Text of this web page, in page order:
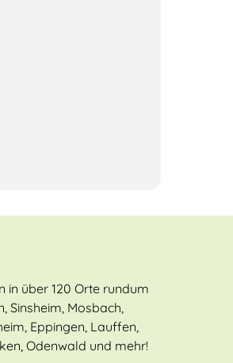
in über 120 Orte rundum
Sinsheim, Mosbach,
Eppingen, Lauffen,
Odenwald und mehr!